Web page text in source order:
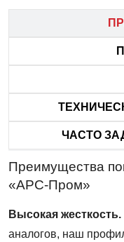
ЧАСТО
Преимущества
«АРС-Пром»
Высокая жесткость.
аналогов, наш